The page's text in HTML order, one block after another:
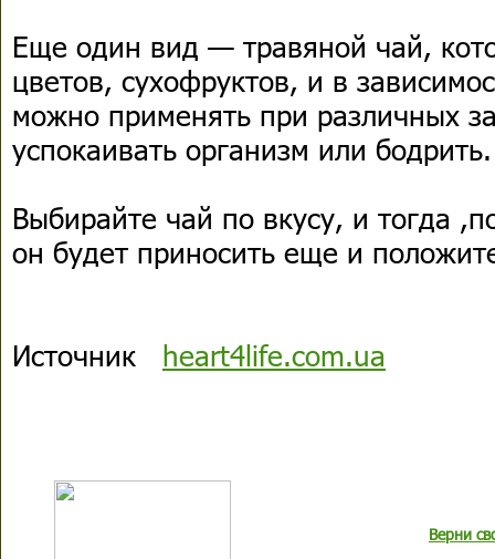
Еще один вид — травяной чай,
цветов, сухофруктов, и в
можно применять при различных
успокаивать организм или бодрить.
Выбирайте чай по вкусу, и тогда
он будет приносить еще и
Источник heart4life.com.ua
Верни